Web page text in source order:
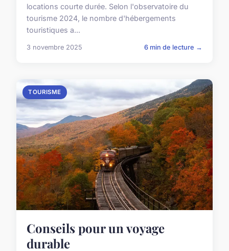
locations courte durée. Selon l'observatoire du
tourisme 2024, le nombre d'hébergements
touristiques a...
3 novembre 2025 6 min de lecture →
TOURISME
Conseils pour un voyage
durable